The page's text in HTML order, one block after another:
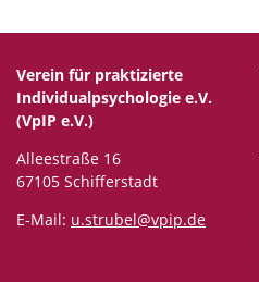
Verein für praktizierte
Individualpsychologie e.V.
(VpIP e.V.)
Alleestraße 16
67105 Schifferstadt
E-Mail: u.strubel@vpip.de